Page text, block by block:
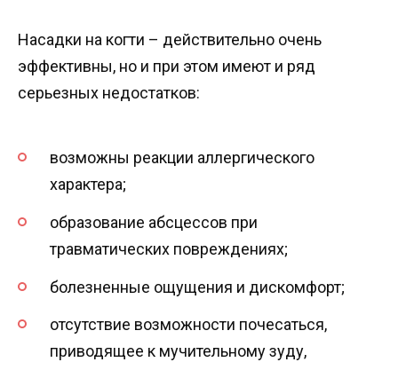
Насадки на когти – действительно очень
эффективны, но и при этом имеют и ряд
серьезных недостатков:
возможны реакции аллергического
характера;
образование абсцессов при
травматических повреждениях;
болезненные ощущения и дискомфорт;
отсутствие возможности почесаться,
приводящее к мучительному зуду,